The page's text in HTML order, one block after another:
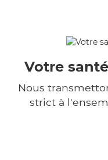
Votre
Nous
strict à